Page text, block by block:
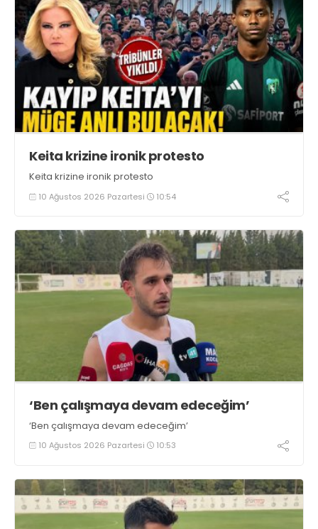
Keita krizine ironik protesto
Keita krizine ironik protesto
10 Ağustos 2026 Pazartesi 10:54
‘Ben çalışmaya devam edeceğim’
‘Ben çalışmaya devam edeceğim’
10 Ağustos 2026 Pazartesi 10:53